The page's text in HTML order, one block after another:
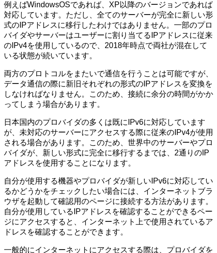
例えばWindowsOSであれば、XP以降のバージョンであれば
対応しています。ただし、全てのサーバーが完全に新しい形
式のIPアドレスに移行したわけではありません。一部のプロ
バイダやサーバーはユーザーに割り当てるIPアドレスに従来
のIPv4を使用しているので、2018年時点で両社が混在して
いる状態が続いています。
両方のプロトコルをまたいで通信を行うことは可能ですが、
データ通信の際に新旧それぞれの形式のIPアドレスを変換を
しなければなりません。このため、接続に余分の時間がかか
ってしまう場合があります。
日本国内のプロバイダの多くは既にIPv6に対応しています
が、未対応のサーバーにアクセスする際に従来のIPv4が使用
される場合があります。このため、世界中のサーバーやプロ
バイダが、新しい形式に完全に移行するまでは、2通りのIP
アドレスを使用することになります。
自分が使用する機器やプロバイダが新しいIPv6に対応してい
るかどうかをチェックしたい場合には、インターネットブラ
ウザを起動して確認用のページに接続する方法があります。
自分が使用しているIPアドレスを確認することができるペー
ジにアクセスすると、インターネット上で使用されているア
ドレスを確認することができます。
一般的にインターネットにアクセスする際は、プロバイダを